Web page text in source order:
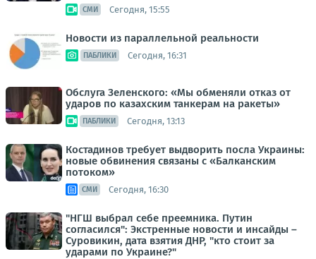
СМИ Сегодня, 15:55
Новости из параллельной реальности
ПАБЛИКИ Сегодня, 16:31
Обслуга Зеленского: «Мы обменяли отказ от
ударов по казахским танкерам на ракеты»
ПАБЛИКИ Сегодня, 13:13
Костадинов требует выдворить посла Украины:
новые обвинения связаны с «Балканским
потоком»
СМИ Сегодня, 16:30
"НГШ выбрал себе преемника. Путин
согласился": Экстренные новости и инсайды –
Суровикин, дата взятия ДНР, "кто стоит за
ударами по Украине?"